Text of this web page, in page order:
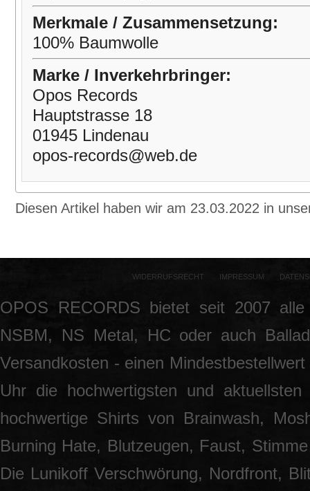
Merkmale / Zusammensetzung:
100% Baumwolle
Marke / Inverkehrbringer:
Opos Records
Hauptstrasse 18
01945 Lindenau
opos-records@web.de
Diesen Artikel haben wir am 23.03.2022 in
WIDERRUFSRECHT IMPRESSUM
OPOS RECORDS bietet seit 2007
NSBM, NS Metal, HC oder auch
Versandkosten - einen
Uhr die hochwertigsten und
hochwertige Shirts von Brainwash,
Burning Hate, Blutzeugen, Faust,
Die Lunikoff Verschwörung, Nordfront,